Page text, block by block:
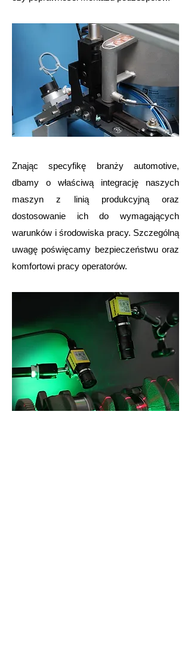
Znając specyfikę branży automotive,
dbamy o właściwą integrację naszych
maszyn z linią produkcyjną oraz
dostosowanie ich do wymagających
warunków i środowiska pracy. Szczególną
uwagę poświęcamy bezpieczeństwu oraz
komfortowi pracy operatorów.